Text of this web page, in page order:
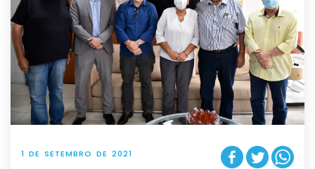
1 DE SETEMBRO DE 2021